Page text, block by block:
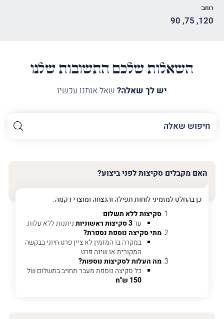
רוחב:
120
,
75
,
90
השאלות שלכם התשובות שלנו
יש לך שאלה? שאל אותנו עכשיו
השם
שלך
טלפון (חובה)
האם מקבלים סקיצות לפני ביצוע?
כן בהחלט למזמיני לוחות תפילה והנצחה ומוצרי רקמה.
סקיצות ללא תשלום:
עד3 סקיצות ראשוניות
ניתנות ללא עלות.
מתי סקיצה נוספת נספרת?
במקרה בו המזמין לא ציין פרט חיוני בבקשה
המקורית או שינה פרט.
מה העלות לסקיצות נוספות?
כל סקיצה נוספת מעבר תחויב בתשלום של
150 ש"ח